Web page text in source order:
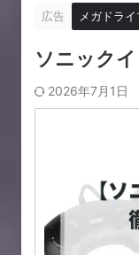
広告 メガドライ
ソニック
2026年7月1日